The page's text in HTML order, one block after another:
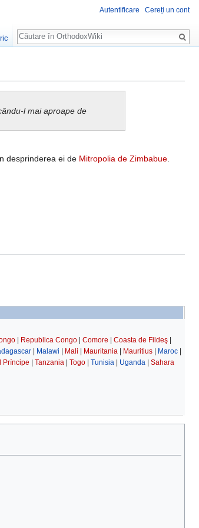
l mai aproape de
desprinderea ei de Mitropolia de Zimbabue.
Republica Congo Comore Coasta de Fildeş
| Malawi Mali Mauritania| Mauritius| Maroc|
Príncipe Tanzania| Togo| Tunisia| Uganda| Sahara
Autentificare Cereți un cont
Căutare